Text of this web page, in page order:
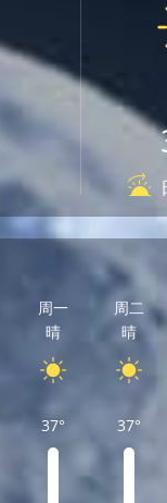
周一
晴
37°
周二
晴
37°